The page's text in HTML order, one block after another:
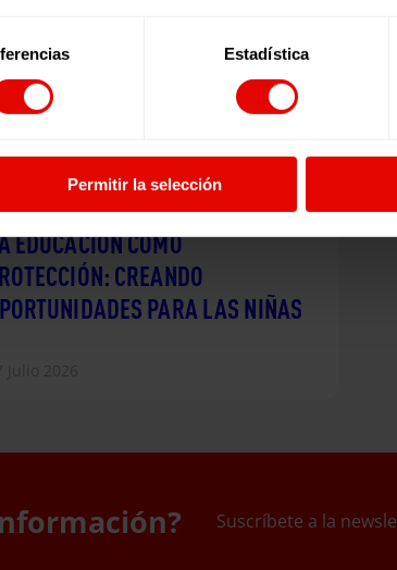
Estadística
Permitir la selección
| Migración y refugio
EDUCACIÓN COMO
CREANDO
PARA LAS NIÑAS
Suscríbete a la